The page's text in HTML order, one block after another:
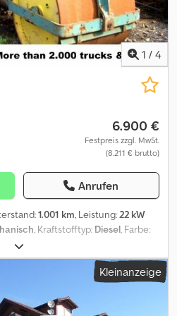
Angebot ist generell ohne neuer
wir ihnen ein Angebot unser
vorbehalten =
€ 5.399, US$ 6.151
1 / 4
6.900 €
Festpreis zzgl. MwSt.
(8.211 € brutto)
Anrufen
1.001 km, Leistung:22 kW
, Kraftstofftyp: Diesel, Farbe:
, Erstzulassung:
, Fahrzeugstandort: Bovenden, Stahl-
Deutz Motor 4206 Std.
vorbehalten! - . Dsdpfxsvhhgio
Kleinanzeige